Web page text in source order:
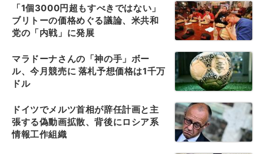
「1個3000円超もすべきではない」
ブリトーの価格めぐる議論、米共和
党の「内戦」に発展
マラドーナさんの「神の手」ボー
ル、今月競売に 落札予想価格は1千万
ドル
ドイツでメルツ首相が辞任計画と主
張する偽動画拡散、背後にロシア系
情報工作組織